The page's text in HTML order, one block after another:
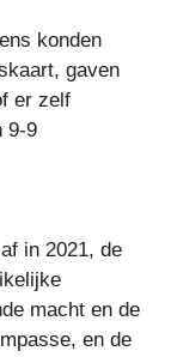
konden
gaven
er zelf
9-9
in 2021, de
macht en de
en de